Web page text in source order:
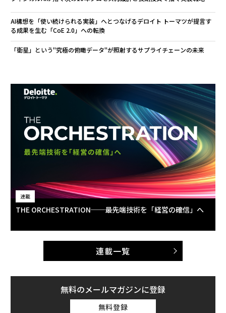
AI構想を「使い続けられる実装」へとつなげる――デロイト トーマツが提言す
る成果を生む「CoE 2.0」への転換
「衛星」という"究極の俯瞰データ"が照射するサプライチェーンの未来
連載
THE ORCHESTRATION──最先端技術を「経営の確信」へ
連載一覧
無料のメールマガジンに登録
無料登録